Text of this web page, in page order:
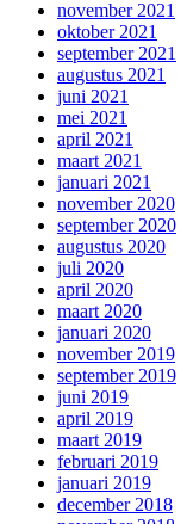
november 2021
oktober 2021
september 2021
augustus 2021
juni 2021
mei 2021
april 2021
maart 2021
januari 2021
november 2020
september 2020
augustus 2020
juli 2020
april 2020
maart 2020
januari 2020
november 2019
september 2019
juni 2019
april 2019
maart 2019
februari 2019
januari 2019
december 2018